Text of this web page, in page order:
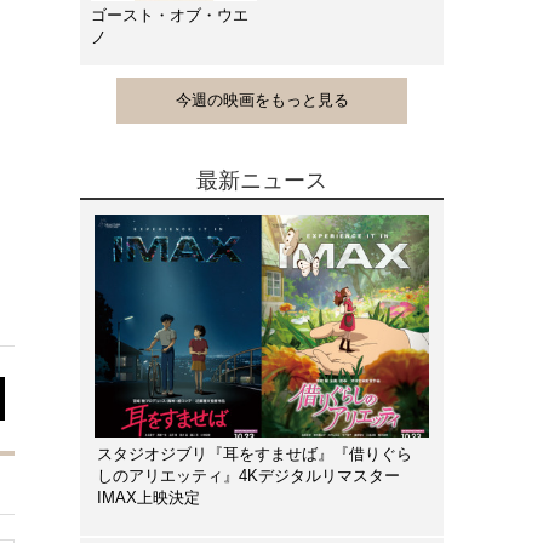
ゴースト・オブ・ウエ
ノ
今週の映画をもっと見る
最新ニュース
スタジオジブリ『耳をすませば』『借りぐら
しのアリエッティ』4Kデジタルリマスター
IMAX上映決定